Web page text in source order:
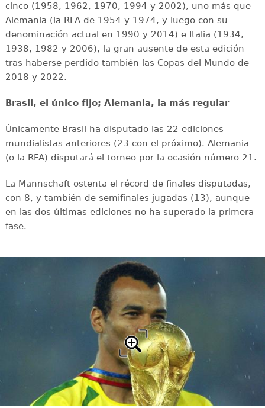
cinco (1958, 1962, 1970, 1994 y 2002), uno más que
Alemania (la RFA de 1954 y 1974, y luego con su
denominación actual en 1990 y 2014) e Italia (1934,
1938, 1982 y 2006), la gran ausente de esta edición
tras haberse perdido también las Copas del Mundo de
2018 y 2022.
Brasil, el único fijo; Alemania, la más regular
Únicamente Brasil ha disputado las 22 ediciones
mundialistas anteriores (23 con el próximo). Alemania
(o la RFA) disputará el torneo por la ocasión número 21.
La Mannschaft ostenta el récord de finales disputadas,
con 8, y también de semifinales jugadas (13), aunque
en las dos últimas ediciones no ha superado la primera
fase.